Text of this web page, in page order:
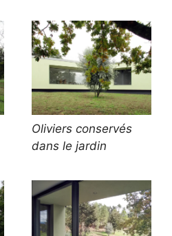
Oliviers conservés
dans le jardin